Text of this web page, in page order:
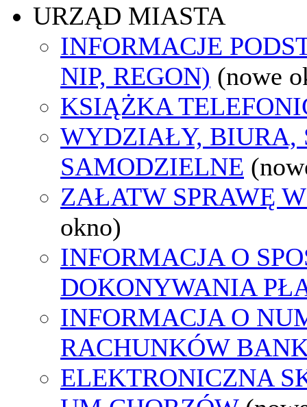
URZĄD MIASTA
INFORMACJE
NIP, REGON) (nowe
KSIĄŻKA
WYDZIAŁY, BIURA,
SAMODZIELNE
ZAŁATW SPRAWĘ
okno)
INFORMACJA O
DOKONYWANIA
INFORMACJA O
RACHUNKÓW
ELEKTRONICZNA